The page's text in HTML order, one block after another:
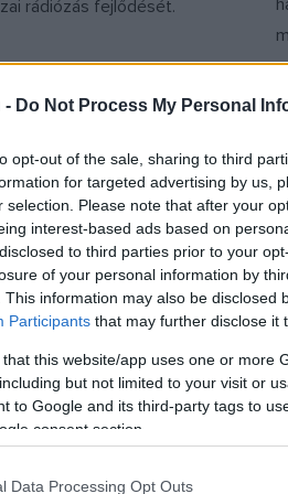
- Do Not Process My Personal
opt-out of the sale, sharing to third
for targeted advertising by us,
selection. Please note that after your
interest-based ads based on
to third parties prior to your
of your personal information by
This information may also be disclosed
Participants that may further disclose it
that this website/app uses one or more
but not limited to your visit or
to Google and its third-party tags to
consent section.
Data Processing Opt Outs
rádiózás fejlődését.
Szakcsi Rádió, a
rádiója
hetet szentel a jazznek
29. és május 5. között.
Hetének legfontosabb
hivatalosan is elindult az
a Szakcsi Rádió.